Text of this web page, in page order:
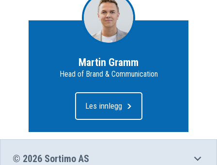
Martin Gramm
Head of Brand & Communication
Les innlegg
© 2026 Sortimo AS